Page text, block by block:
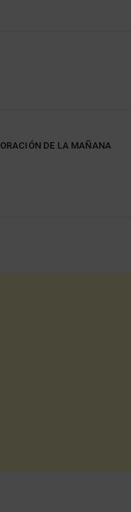
ORACIÓN DE LA MAÑANA